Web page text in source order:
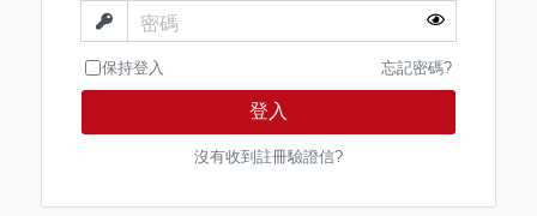
密碼
保持登入 忘記密碼?
登入
沒有收到註冊驗證信?